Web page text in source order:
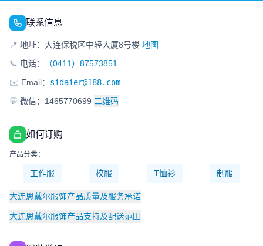
联系信息
📍 地址：大连保税区中轻大厦8号楼 地图
📞 电话：
（0411）87573851
✉️ Email： sidaier@188.com
💬 微信：1465770699 二维码
如何订购
产品分类：
工作服 校服 T恤衫 制服
大连思戴尔服饰产品质量及服务承诺
大连思戴尔服饰产品支持及配送范围